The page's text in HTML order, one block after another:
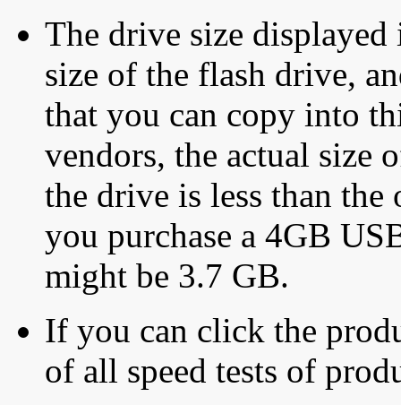
The drive size displayed
size of the flash drive,
that you can copy into
vendors, the actual size
the drive is less than
you purchase a 4GB
might be 3.7 GB.
If you can click the
of all speed tests of